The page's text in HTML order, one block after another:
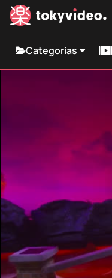
Categorías